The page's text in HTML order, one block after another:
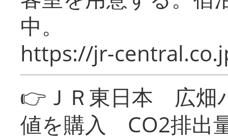
中。
https://jr-
👉ＪＲ東日本 広畑
値を購入 CO2排出